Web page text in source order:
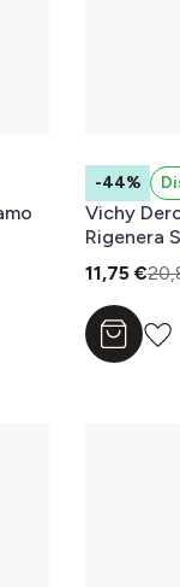
-44%
Vichy
Rigenera
mL
11,75 €